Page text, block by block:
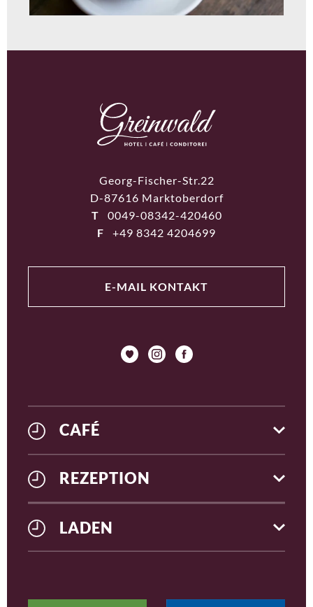
Georg-Fischer-Str.22
D-87616 Marktoberdorf
T
0049-08342-420460
F
+49 8342 4204699
E-MAIL KONTAKT
CAFÉ
REZEPTION
LADEN